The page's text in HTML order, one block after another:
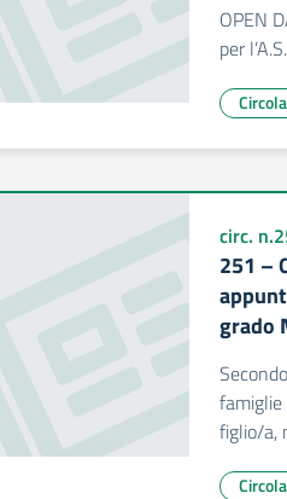
OPEN
per
circ.
251 –
grado
figlio/a,